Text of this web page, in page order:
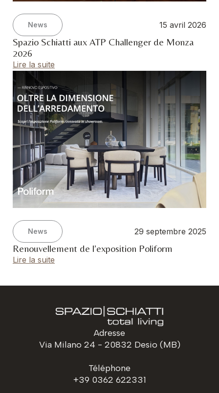
News 15 avril 2026
Spazio Schiatti aux ATP Challenger de Monza
2026
Lire la suite
News 29 septembre 2025
Renouvellement de l’exposition Poliform
Lire la suite
Adresse
Via Milano 24 - 20832 Desio (MB)
Téléphone
+39 0362 622331